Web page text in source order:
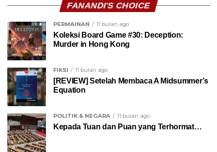
FANANDI'S CHOICE
PERMAINAN 11 bulan ago
Koleksi Board Game #30: Deception:
Murder in Hong Kong
FIKSI 11 bulan ago
[REVIEW] Setelah Membaca A Midsummer’s
Equation
POLITIK & NEGARA 11 bulan ago
Kepada Tuan dan Puan yang Terhormat…